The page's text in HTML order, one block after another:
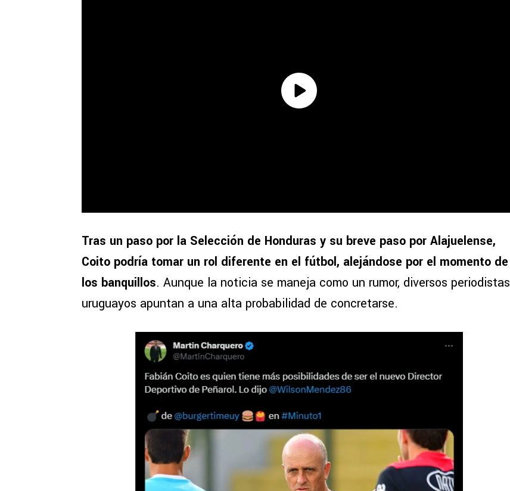
Tras un paso por la Selección de Honduras y su breve paso por Alajuelense,
Coito podría tomar un rol diferente en el fútbol, alejándose por el momento de
los banquillos. Aunque la noticia se maneja como un rumor, diversos periodistas
uruguayos apuntan a una alta probabilidad de concretarse.